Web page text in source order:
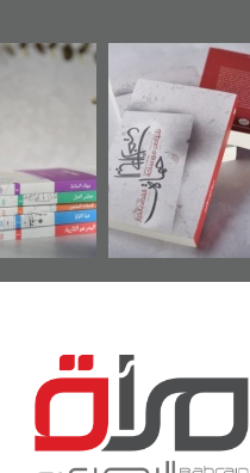
الباب الأخير":
الإصدار الأول عن
اعتصام الدراز
وأحداث ساحة
الفداء لمركز أوال
والتوثيق
تصنيف
للوثائق
يقدمه